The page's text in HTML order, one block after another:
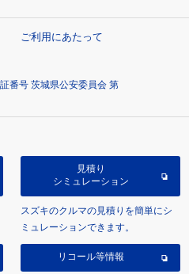
ご利用にあたって
番号 茨城県公安委員会 第
見積り
シミュレーション
スズキのクルマの見積りを簡単にシ
ミュレーションできます。
リコール等情報